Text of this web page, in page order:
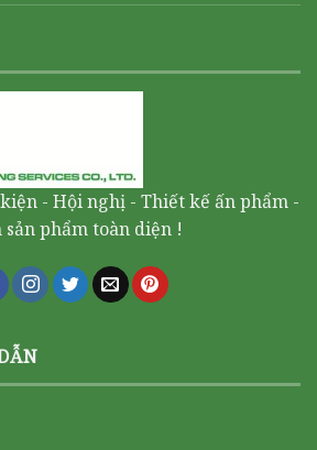
- Hội nghị - Thiết kế ấn phẩm -
sản phẩm toàn diện !